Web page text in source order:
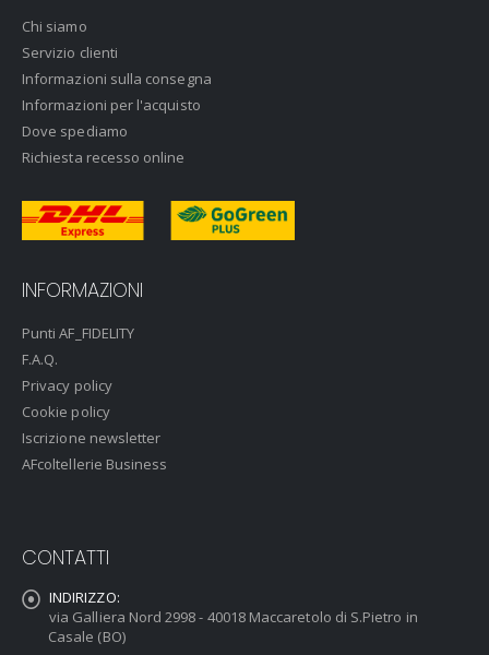
Chi siamo
Servizio clienti
Informazioni sulla consegna
Informazioni per l'acquisto
Dove spediamo
Richiesta recesso online
INFORMAZIONI
Punti AF_FIDELITY
F.A.Q.
Privacy policy
Cookie policy
Iscrizione newsletter
AFcoltellerie Business
CONTATTI
INDIRIZZO:
via Galliera Nord 2998 - 40018 Maccaretolo di S.Pietro in
Casale (BO)